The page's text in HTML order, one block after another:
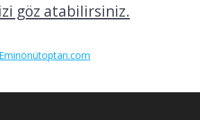
göz atabilirsiniz.
Eminönütoptan.com